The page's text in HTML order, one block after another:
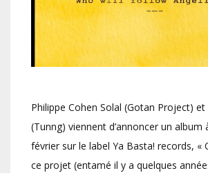
Philippe Cohen Solal (Gotan Project)
(Tunng) viennent d’annoncer un album
février sur le label Ya Basta! records, «
ce projet (entamé il y a quelques